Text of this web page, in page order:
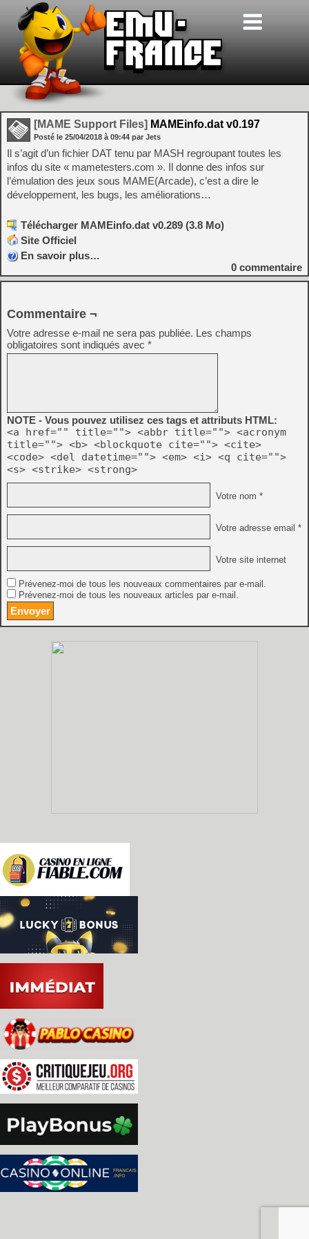
[MAME Support Files] MAMEinfo.dat v0.197
Posté le 25/04/2018 à 09:44 par Jets
Il s’agit d’un fichier DAT tenu par MASH regroupant toutes les
infos du site « mametesters.com ». Il donne des infos sur
l’émulation des jeux sous MAME(Arcade), c’est a dire le
développement, les bugs, les améliorations…
Télécharger MAMEinfo.dat v0.289 (3.8 Mo)
Site Officiel
En savoir plus…
0 commentaire
Commentaire ¬
Votre adresse e-mail ne sera pas publiée. Les champs
obligatoires sont indiqués avec *
NOTE - Vous pouvez utilisez ces tags et attributs HTML:
<a href="" title=""> <abbr title=""> <acronym
title=""> <b> <blockquote cite=""> <cite>
<code> <del datetime=""> <em> <i> <q cite="">
<s> <strike> <strong>
Votre nom *
Votre adresse email *
Votre site internet
Prévenez-moi de tous les nouveaux commentaires par e-mail.
Prévenez-moi de tous les nouveaux articles par e-mail.